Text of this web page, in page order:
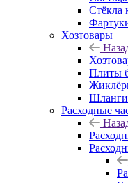
Стёкла
Хозтовары
Плиты
Расходные